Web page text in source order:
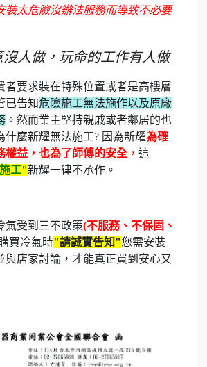
裝太危險沒辦法服務而導致不必要
沒人做，玩命的工作有人做
者要求裝在特殊位置或者是高樓層
已告知危險施工無法施作以及原廠
。然而業主堅持親戚或者鄰居的也
什麼新耀無法施工? 因為新耀為確
權益，也為了師傅的安全， 這
工"新耀一律不承作。
氣受到三不政策(不服務、不保固、
買冷氣時"請誠實告知"您需安裝
與店家討論，才能真正買到安心又